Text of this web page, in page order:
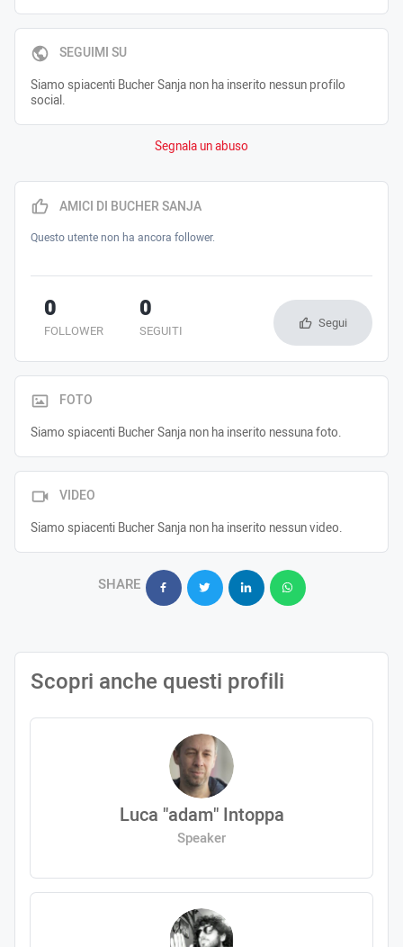
SEGUIMI SU
Siamo spiacenti Bucher Sanja non ha inserito nessun profilo
social.
Segnala un abuso
AMICI DI BUCHER SANJA
Questo utente non ha ancora follower.
FOLLOWER
0
SEGUITI
0 Segui
FOTO
Siamo spiacenti Bucher Sanja non ha inserito nessuna foto.
VIDEO
Siamo spiacenti Bucher Sanja non ha inserito nessun video.
SHARE
Scopri anche questi profili
Luca "adam" Intoppa
Speaker